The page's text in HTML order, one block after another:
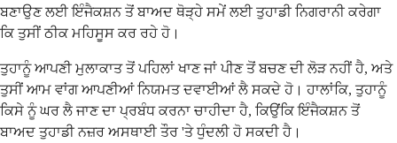
ਬਣਾਉਣ ਲਈ ਇੰਜੈਕਸ਼ਨ ਤੋਂ ਬਾਅਦ ਥੋੜ੍ਹੇ ਸਮੇਂ ਲਈ ਤੁਹਾਡੀ ਨਿਗਰਾਨੀ ਕਰੇਗਾ
ਕਿ ਤੁਸੀਂ ਠੀਕ ਮਹਿਸੂਸ ਕਰ ਰਹੇ ਹੋ।
ਤੁਹਾਨੂੰ ਆਪਣੀ ਮੁਲਾਕਾਤ ਤੋਂ ਪਹਿਲਾਂ ਖਾਣ ਜਾਂ ਪੀਣ ਤੋਂ ਬਚਣ ਦੀ ਲੋੜ ਨਹੀਂ ਹੈ, ਅਤੇ
ਤੁਸੀਂ ਆਮ ਵਾਂਗ ਆਪਣੀਆਂ ਨਿਯਮਤ ਦਵਾਈਆਂ ਲੈ ਸਕਦੇ ਹੋ। ਹਾਲਾਂਕਿ, ਤੁਹਾਨੂੰ
ਕਿਸੇ ਨੂੰ ਘਰ ਲੈ ਜਾਣ ਦਾ ਪ੍ਰਬੰਧ ਕਰਨਾ ਚਾਹੀਦਾ ਹੈ, ਕਿਉਂਕਿ ਇੰਜੈਕਸ਼ਨ ਤੋਂ
ਬਾਅਦ ਤੁਹਾਡੀ ਨਜ਼ਰ ਅਸਥਾਈ ਤੌਰ 'ਤੇ ਧੁੰਦਲੀ ਹੋ ਸਕਦੀ ਹੈ।